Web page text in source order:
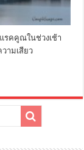
รคคูณในช่วงเช้า
ามเสียว